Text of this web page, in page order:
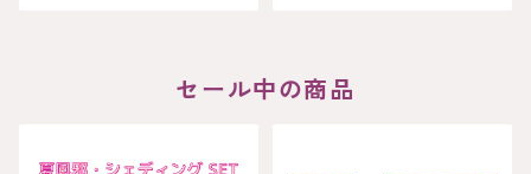
セール中の商品